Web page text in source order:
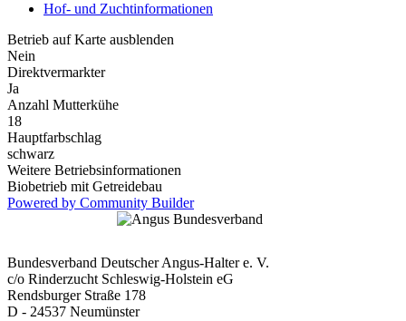
Hof- und Zuchtinformationen
Betrieb auf Karte ausblenden
Nein
Direktvermarkter
Ja
Anzahl Mutterkühe
18
Hauptfarbschlag
schwarz
Weitere Betriebsinformationen
Biobetrieb mit Getreidebau
Powered by Community Builder
Bundesverband Deutscher Angus-Halter e. V.
c/o Rinderzucht Schleswig-Holstein eG
Rendsburger Straße 178
D - 24537 Neumünster